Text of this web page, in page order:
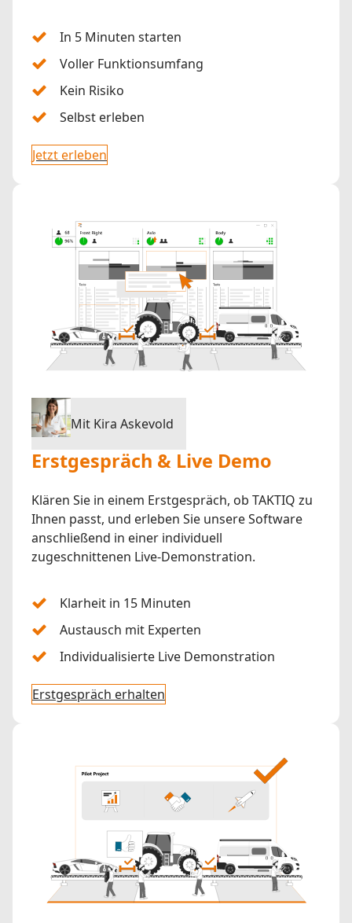
In 5 Minuten starten
Voller Funktionsumfang
Kein Risiko
Selbst erleben
Jetzt erleben
Mit Kira Askevold
Erstgespräch & Live Demo
Klären Sie in einem Erstgespräch, ob TAKTIQ zu
Ihnen passt, und erleben Sie unsere Software
anschließend in einer individuell
zugeschnittenen Live-Demonstration.
Klarheit in 15 Minuten
Austausch mit Experten
Individualisierte Live Demonstration
Erstgespräch erhalten